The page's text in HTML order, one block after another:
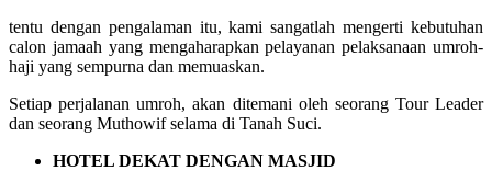
tentu dengan pengalaman itu, kami sangatlah mengerti kebutuhan
calon jamaah yang mengaharapkan pelayanan pelaksanaan umroh-
haji yang sempurna dan memuaskan.
Setiap perjalanan umroh, akan ditemani oleh seorang Tour Leader
dan seorang Muthowif selama di Tanah Suci.
HOTEL DEKAT DENGAN MASJID